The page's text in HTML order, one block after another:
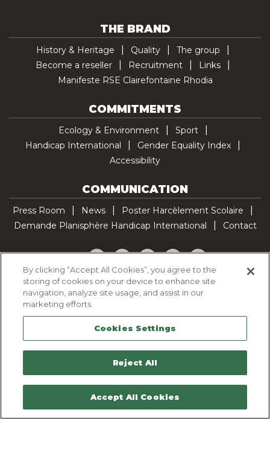
THE BRAND
History & Heritage Quality
The group
Become a reseller
Recruitment
Links
Manifeste RSE Clairefontaine Rhodia
COMMITMENTS
Ecology & Environment
Sport
Handicap International
Gender Equality Index
Accessibility
COMMUNICATION
Press Room News
Poster Harcèlement Scolaire
Demande Planisphère Handicap International
Contact
Facebook
TwitterYouTubePinterestTikTok
Cookie Policy
Legal Notice
Sitemap
Contactez-nous
By clicking “Accept All Cookies”, you agree to the
storing of cookies on your device to enhance site
navigation, analyze site usage, and assist in our
marketing efforts.
Cookies Settings
Reject All
Accept All Cookies